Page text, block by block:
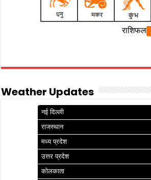
Weather Updates
नई दिल्ली
राजस्थान
मध्य प्रदेश
उत्तर प्रदेश
कोलकाता